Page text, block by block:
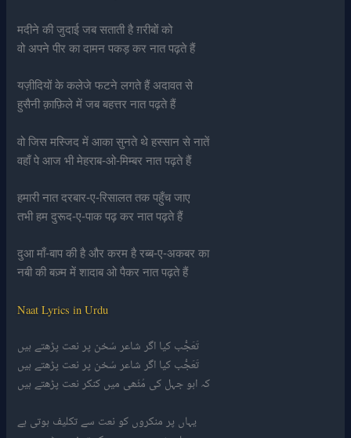
मदीने की जुदाई जब सताती है ग़रीबों को
वो अपने पीर का दामन पकड़ कर नात पढ़ते हैं
यज़ीदियों के कलेजे फटने लगते हैं अदावत से
हुसैनी क़ाफ़िले में जब बहत्तर नात पढ़ते हैं
वो जिस मस्जिद में आका सुनते थे हस्सान से नातें
वहाँ पे आज भी मेहराब-ओ-मिम्बर नात पढ़ते हैं
हमारी नात दरबार-ए-रिसालत तक पहुँच जाए
तभी हम दुरूद-ए-पाक पढ़ कर नात पढ़ते हैं
दुआ माँ-बाप की है और करम है रब्ब-ए-अकबर का
नबी की बज़्म में शादाब ओ पैकर नात पढ़ते हैं
Naat Lyrics in Urdu
تَعَجُّب کیا اگر شاعر سُخن پر نعت پڑھتے ہیں
تَعَجُّب کیا اگر شاعر سُخن پر نعت پڑھتے ہیں
کہ ابو جہل کی مُٹّھی میں کنکر نعت پڑھتے ہیں
یہاں پر منکروں کو نعت سے تکلیف ہوتی ہے